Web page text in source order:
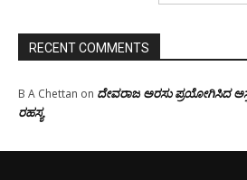
RECENT COMMENTS
B A Chettan on ದೇವರಾಜ ಅರಸು ಪ್ರಯೋಗಿಸಿದ
ರಹಸ್ಯ